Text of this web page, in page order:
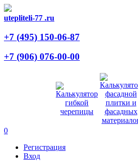
utepliteli-77 .ru
+7 (495) 150-06-87
+7 (906) 076-00-00
0
Регистрация
Вход